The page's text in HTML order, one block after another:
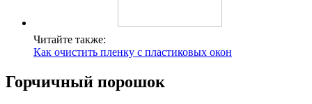
Читайте также:
Как очистить пленку с пластиковых окон
Горчичный порошок